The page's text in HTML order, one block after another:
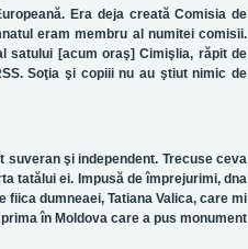
Era deja creată Comisia de
eram membru al numitei comisii.
satului [acum oraş] Cimişlia, răpit de
Soţia şi copiii nu au ştiut nimic de
suveran şi independent. Trecuse ceva
tatălui ei. Impusă de împrejurimi, dna
dumneaei, Tatiana Valica, care mi
în Moldova care a pus monument